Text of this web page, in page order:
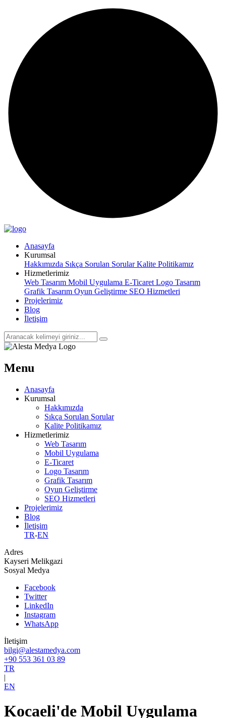
Anasayfa
Kurumsal
Hakkımızda Sıkça Sorulan SorularKalite Politikamız
Hizmetlerimiz
Web Tasarım Mobil Uygulama E-Ticaret Logo Tasarım
Grafik Tasarım Oyun Geliştirme SEO Hizmetleri
Projelerimiz
Blog
İletişim
Menu
Anasayfa
Kurumsal
Hakkımızda
Sıkça Sorulan Sorular
Kalite Politikamız
Hizmetlerimiz
Web Tasarım
Mobil Uygulama
E-Ticaret
Logo Tasarım
Grafik Tasarım
Oyun Geliştirme
SEO Hizmetleri
Projelerimiz
Blog
İletişim
TR-EN
Adres
Kayseri Melikgazi
Sosyal Medya
Facebook
Twitter
LinkedIn
Instagram
WhatsApp
İletişim
bilgi@alestamedya.com
+90 553 361 03 89
TR
|
EN
Kocaeli'de Mobil Uygulama